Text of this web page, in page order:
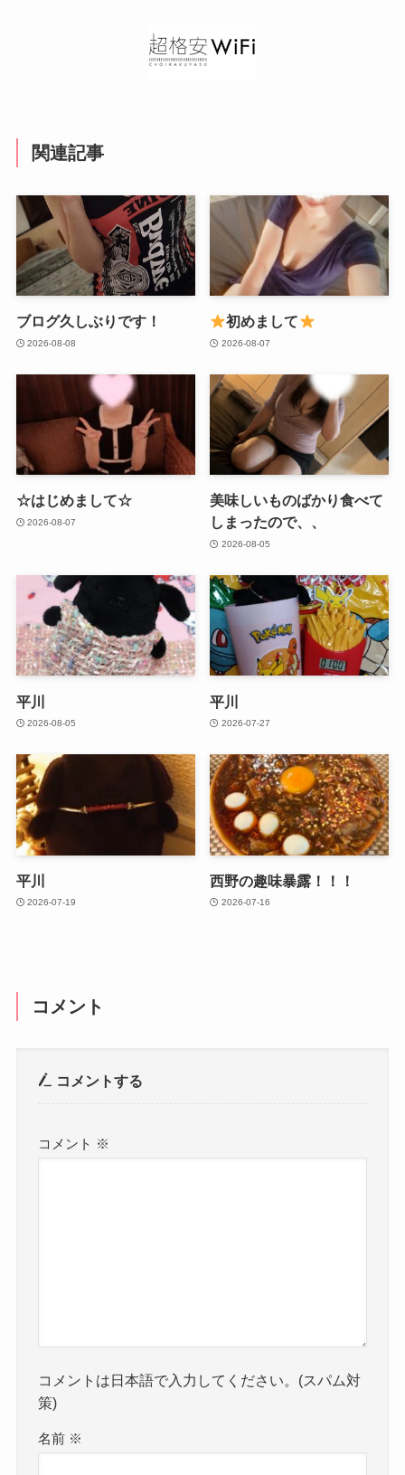
関連記事
ブログ久しぶりです！
2026-08-08
初めまして
2026-08-07
☆はじめまして☆
2026-08-07
美味しいものばかり食べて
しまったので、、
2026-08-05
平川
2026-08-05
平川
2026-07-27
平川
2026-07-19
西野の趣味暴露！！！
2026-07-16
コメント
コメントする
コメント ※
コメントは日本語で入力してください。(スパム対
策)
名前 ※